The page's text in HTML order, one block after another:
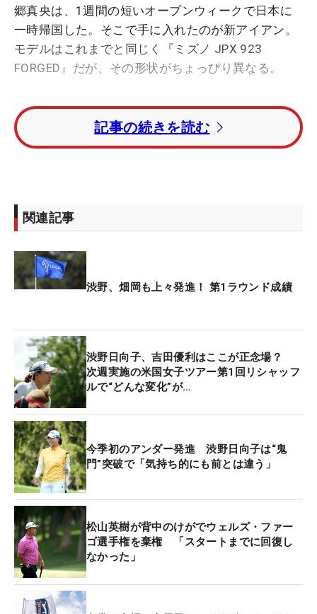
郷真央は、1週間の短いオープンウィークで日本に
一時帰国した。そこで手に入れたのが新アイアン。
モデルはこれまでと同じく『ミズノ JPX 923
FORGED』だが、その形状がちょっぴり異なる。
「バンスを抜けのいいような形状にしました。1カ
月くらい前から頼んでいてそれがようやく完成し
た」。受け取って最初に練習マットから打ったとき
も、すごく良くなってると感じた。フェアウェイか
らもですけど、今週はラフが重くてその抜け感もい
た。
ップサロンパス」に来ていたツアーバンを訪ねたと
いう。そこでは今後のクラブセッティングの今後の
相談事もした。「より良いクラブで」という思いを
徹底している。
初日のパーオン率は83％。ニューアイアンもすっか
り手に馴染み、3バーディ・2ボギーの「71」をマー
クした。ビッグスコアも多く飛び出し、1アンダー
は48位タイ。「ショットはすごく良くてバーディパ
ットがずっと外れていた。取りこぼしも多かったの
で、ちょっともったいないプレーだった」と、31パ
ットだったグリーン上に不満が残る。2つのボギー
はパー5で喫したもの。“もったいない”を減らし、チ
ャンスで決め切れるような流れを作りたい。
記事の続きを読む
関連記事
渋野、畑岡も上々発進！ 第1ラウンド成績
渋野日向子、吉田優利はここが正念場？
次週実施の米国女子ツアー第1回リシャッフ
ルで“どんな変化”が…
今季初のアンダー発進 渋野日向子は“鬼
門”突破で「気持ち的にも前とは違う」
松山英樹が背中のけがでウェルズ・ファー
ゴ選手権を棄権 「スタートまでに回復し
なかった」